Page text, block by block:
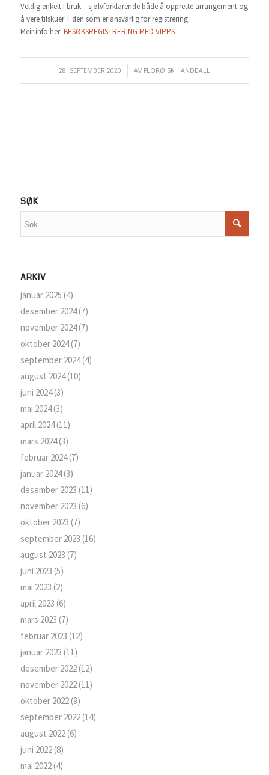
Veldig enkelt i bruk – sjølvforklarende både å opprette arrangement og
å vere tilskuer + den som er ansvarlig for registrering.
Meir info her: BESØKSREGISTRERING MED VIPPS
28. SEPTEMBER 2020
/ AV FLORØ SK HANDBALL
SØK
ARKIV
januar 2025 (4)
desember 2024(7)
november 2024(7)
oktober 2024(7)
september 2024(4)
august 2024(10)
juni 2024(3)
mai 2024(3)
april 2024(11)
mars 2024(3)
februar 2024(7)
januar 2024(3)
desember 2023 (11)
november 2023 (6)
oktober 2023 (7)
september 2023 (16)
august 2023 (7)
juni 2023 (5)
mai 2023 (2)
april 2023 (6)
mars 2023 (7)
februar 2023 (12)
januar 2023 (11)
desember 2022(12)
november 2022(11)
oktober 2022(9)
september 2022(14)
august 2022(6)
juni 2022(8)
mai 2022(4)